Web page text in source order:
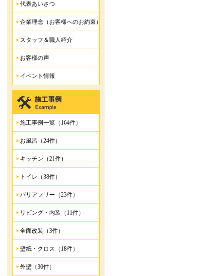
代表あいさつ
企業理念（お客様へのお約束）
スタッフ＆職人紹介
お客様の声
イベント情報
施工事例一覧（164件）
お風呂（24件）
キッチン（21件）
トイレ（38件）
バリアフリー（23件）
リビング・内装（11件）
全面改装（3件）
壁紙・クロス（18件）
外壁（30件）